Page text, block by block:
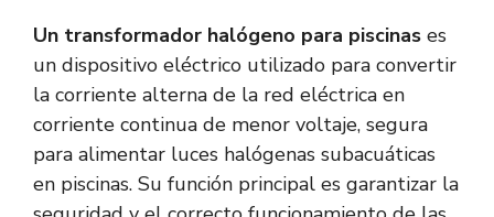
Un transformador halógeno para piscinas es
un dispositivo eléctrico utilizado para convertir
la corriente alterna de la red eléctrica en
corriente continua de menor voltaje, segura
para alimentar luces halógenas subacuáticas
en piscinas. Su función principal es garantizar la